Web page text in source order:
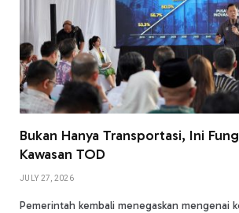
Bukan Hanya Transportasi, Ini
Kawasan TOD
JULY 27, 2026
Pemerintah kembali menegaskan mengenai